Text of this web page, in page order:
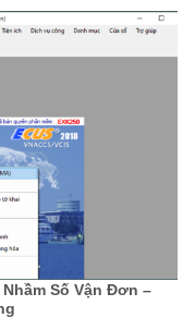
Số Vận Đơn –